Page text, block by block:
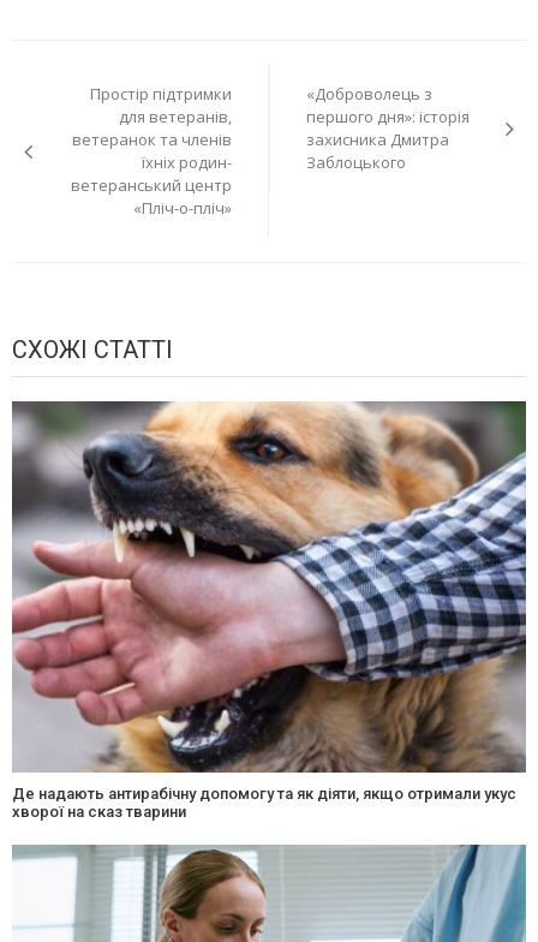
записів
Простір підтримки
для ветеранів,
ветеранок та членів
їхніх родин-
ветеранський центр
«Пліч-о-пліч»
«Доброволець з
першого дня»: історія
захисника Дмитра
Заблоцького
СХОЖІ СТАТТІ
Де надають антирабічну допомогу та як діяти, якщо отримали укус
хворої на сказ тварини